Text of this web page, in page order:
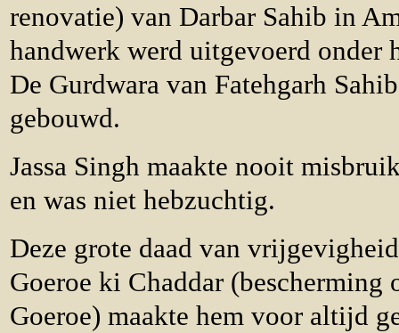
renovatie) van Darbar Sahib in
handwerk werd uitgevoerd onder
De Gurdwara van Fatehgarh
gebouwd.
Jassa Singh maakte nooit
en was niet hebzuchtig.
Deze grote daad van
Goeroe ki Chaddar (bescherming
Goeroe) maakte hem voor altijd